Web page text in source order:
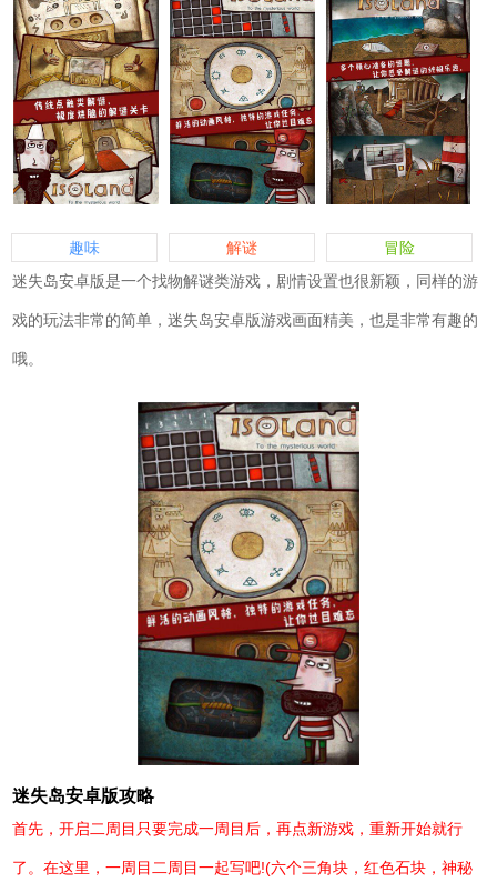
趣味 解谜
冒险
迷失岛安卓版是一个找物解谜类游戏，剧情设置也很新颖，同样的游
戏的玩法非常的简单，迷失岛安卓版游戏画面精美，也是非常有趣的
哦。
迷失岛安卓版攻略
首先，开启二周目只要完成一周目后，再点新游戏，重新开始就行
了。在这里，一周目二周目一起写吧!(六个三角块，红色石块，神秘